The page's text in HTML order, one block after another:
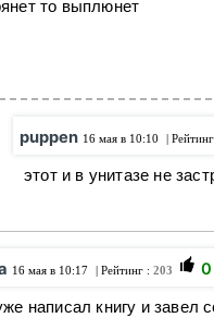
то выплюнет
puppen 16 мая в 10:10 |
этот и в унитазе не
16 мая в 10:17 | Рейтинг : 203 0
написал книгу и завел